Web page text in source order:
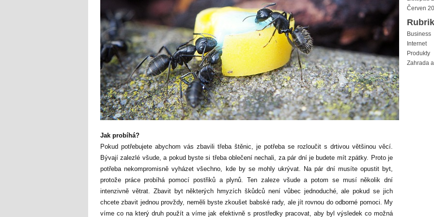
Jak probíhá?
Pokud potřebujete abychom vás zbavili třeba štěnic, je potřeba se rozloučit s drtivou většinou věcí.
Bývají zalezlé všude, a pokud byste si třeba oblečení nechali, za pár dní je budete mít zpátky. Proto je
potřeba nekompromisně vyházet všechno, kde by se mohly ukrývat. Na pár dní musíte opustit byt,
protože práce probíhá pomocí postřiků a plynů. Ten zaleze všude a potom se musí několik dní
intenzivně větrat. Zbavit byt některých hmyzích škůdců není vůbec jednoduché, ale pokud se jich
chcete zbavit jednou provždy, neměli byste zkoušet babské rady, ale jít rovnou do odborné pomoci. My
víme co na který druh použít a víme jak efektivně s prostředky pracovat, aby byl výsledek co možná
Červen
Business
Internet
Produkty
Zahrada